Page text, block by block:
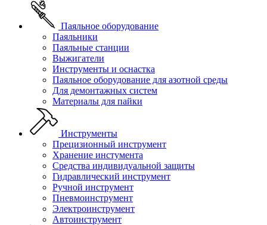
Паяльное оборудование
Паяльники
Паяльные станции
Выжигатели
Инструменты и оснастка
Паяльное оборудование для азотной среды
Для демонтажных систем
Материалы для пайки
Инструменты
Прецизионный инструмент
Хранение инстумента
Средства индивидуальной защиты
Гидравлический инструмент
Ручной инструмент
Пневмоинструмент
Электроинструмент
Автоинструмент